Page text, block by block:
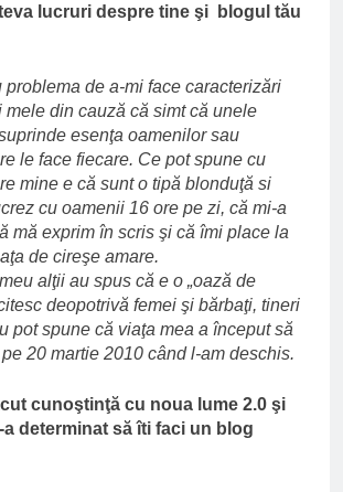
lucruri despre tine şi blogul tău
problema de a-mi face caracterizări
mele din cauză că simt că unele
esenţa oamenilor sau
le face fiecare. Ce pot spune cu
mine e că sunt o tipă blonduţă si
cu oamenii 16 ore pe zi, că mi-a
mă exprim în scris şi că îmi place la
de cireşe amare.
alţii au spus că e o „oază de
deopotrivă femei şi bărbaţi, tineri
pot spune că viaţa mea a început să
20 martie 2010 când l-am deschis.
cunoştinţă cu noua lume 2.0 şi
determinat să îti faci un blog